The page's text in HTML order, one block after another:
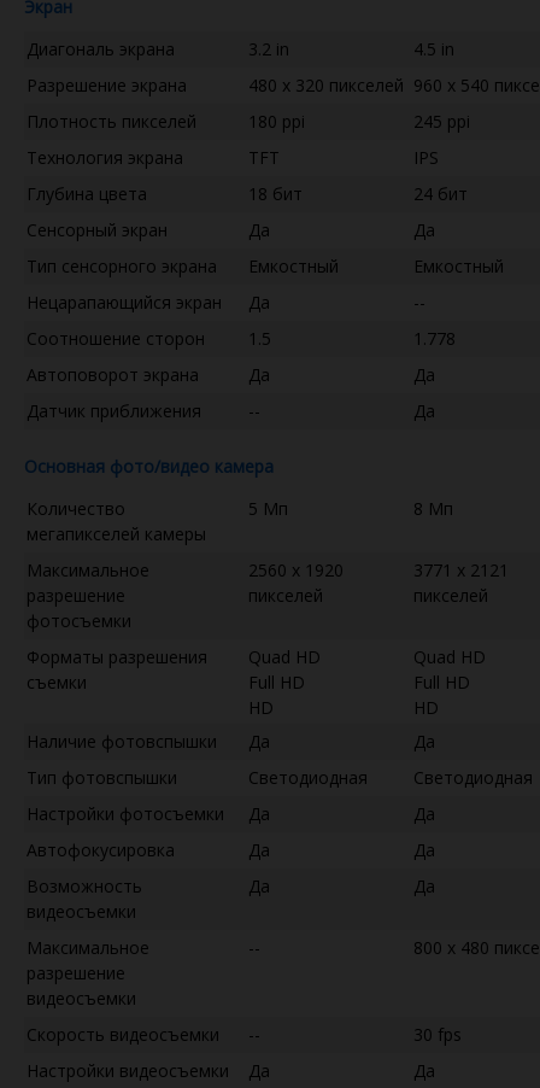
Экран
Диагональ экрана
3.2 in
4.5 in
Разрешение экрана
480 x 320 пикселей 960 x 540
Плотность пикселей
180 ppi
245 ppi
Технология экрана
TFT
IPS
Глубина цвета
18 бит
24 бит
Сенсорный экран
Да
Да
Тип сенсорного экрана
Емкостный
Емкостный
Нецарапающийся экран
Да
--
Соотношение сторон
1.5
1.778
Автоповорот экрана
Да
Да
Датчик приближения
-- Да
Основная фото/видео камера
Количество
мегапикселей камеры
5 Мп 8 Мп
Максимальное
разрешение
фотосъемки
2560 x 1920
пикселей
3771 x 2121
пикселей
Форматы разрешения
съемки
Quad HD
Full HD
HD
Quad HD
Full HD
HD
Наличие фотовспышки
Да
Да
Тип фотовспышки
Светодиодная
Светодиодная
Настройки фотосъемки
Да
Да
Автофокусировка
Да
Да
Возможность
видеосъемки
Да Да
Максимальное
разрешение
видеосъемки
-- 800 x 480
Скорость видеосъемки --
30 fps
Настройки видеосъемки
Да Да